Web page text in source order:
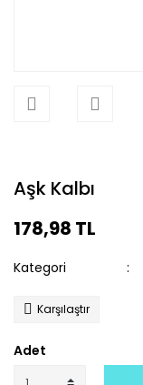
Aşk Kalbı
178,98 TL
Kategori
Karşılaştır
Adet